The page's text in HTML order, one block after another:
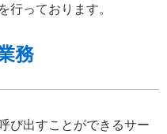
行っております。
務
び出すことができるサー